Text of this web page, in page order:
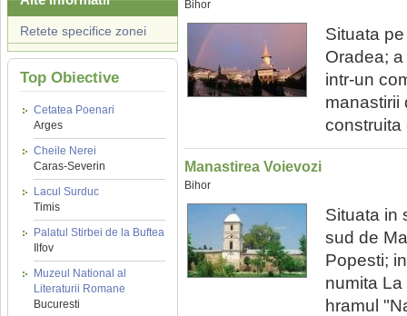
Retete specifice zonei
Top Obiective
Cetatea Poenari
Arges
Cheile Nerei
Caras-Severin
Lacul Surduc
Timis
Palatul Stirbei de la Buftea
Ilfov
Muzeul National al
Literaturii Romane
Bucuresti
Bihor
Situata
Oradea;
intr-un
manastirii
construita
Manastirea Voievozi
Bihor
Situata in
sud de
Popesti;
numita
hramul